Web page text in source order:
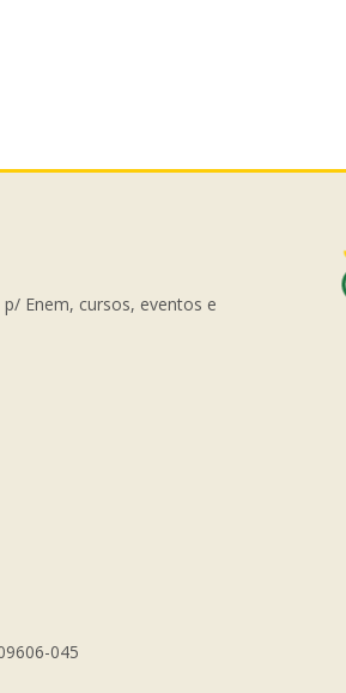
Enem, cursos, eventos e
045